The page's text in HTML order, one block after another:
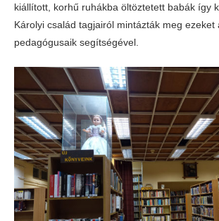
kiállított, korhű ruhákba öltöztetett babák így
Károlyi család tagjairól mintázták meg ezeket
pedagógusaik segítségével.